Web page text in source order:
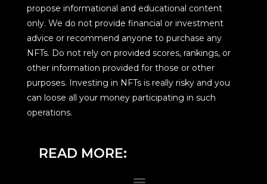
propose informational and educational content
only. We do not provide financial or investment
advice or recommend anyone to purchase any
NFTs. Do not rely on provided scores, rankings, or
other information provided for those or other
purposes. Investing in NFTs is really risky and you
can loose all your money participating in such
operations.
READ MORE: